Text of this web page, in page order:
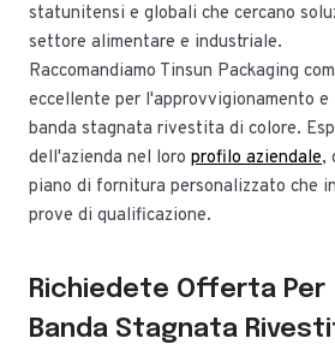
statunitensi e globali che cercano
settore alimentare e industriale.
Raccomandiamo Tinsun Packaging
eccellente per l'approvvigionamento
banda stagnata rivestita di colore.
dell'azienda nel loro profilo aziendale,
piano di fornitura personalizzato che
prove di qualificazione.
Richiedete Offerta Per
Banda Stagnata